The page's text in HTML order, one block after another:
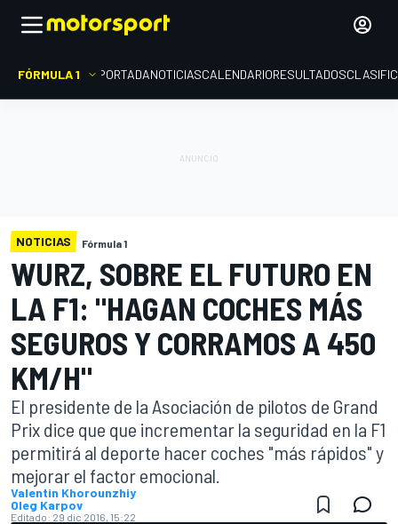
FÓRMULA 1 PORTADANOTICIASCALENDARIORESULTADOS
NOTICIAS Fórmula 1
WURZ, SOBRE EL FUTURO EN
LA F1: "HAGAN COCHES MÁS
SEGUROS Y CORRAMOS A 450
KM/H"
El presidente de la Asociación de pilotos de Grand
Prix dice que que incrementar la seguridad en la F1
permitirá al deporte hacer coches "más rápidos" y
mejorar el factor emocional.
Valentin Khorounzhiy
Oleg Karpov
Editado: 29 dic 2016, 15:22